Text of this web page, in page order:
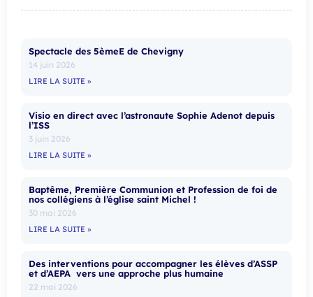
Spectacle des 5èmeE de Chevigny
14 juin 2026
LIRE LA SUITE »
Visio en direct avec l’astronaute Sophie Adenot depuis
l’ISS
3 juin 2026
LIRE LA SUITE »
Baptême, Première Communion et Profession de foi de
nos collégiens à l’église saint Michel !
30 mai 2026
LIRE LA SUITE »
Des interventions pour accompagner les élèves d’ASSP
et d’AEPA vers une approche plus humaine
22 mai 2026